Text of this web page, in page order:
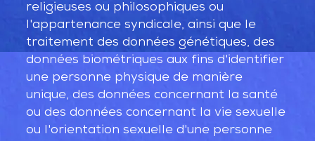
religieuses ou philosophiques ou
l'appartenance syndicale, ainsi que le
traitement des données génétiques, des
données biométriques aux fins d'identifier
une personne physique de manière
unique, des données concernant la santé
ou des données concernant la vie sexuelle
ou l'orientation sexuelle d'une personne